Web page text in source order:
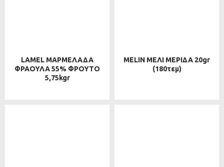
LAMEL ΜΑΡΜΕΛΑΔΑ
ΦΡΑΟΥΛΑ 55% ΦΡΟΥΤΟ
5,75kgr
MELIN ΜΕΛΙ ΜΕΡΙΔΑ 20gr
(180τεμ)